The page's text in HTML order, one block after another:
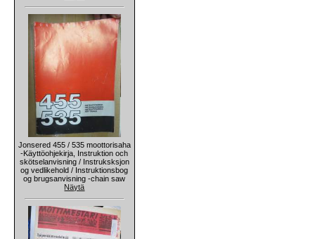
Jonsered 455 / 535 moottorisaha
-Käyttöohjekirja, Instruktion och
skötselanvisning / Instruksksjon
og vedlikehold / Instruktionsbog
og brugsanvisning -chain saw
Näytä